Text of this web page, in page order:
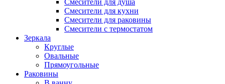
Смесители для кухни
Смесители для раковины
Смесители с термостатом
Зеркала
Круглые
Овальные
Прямоугольные
Раковины